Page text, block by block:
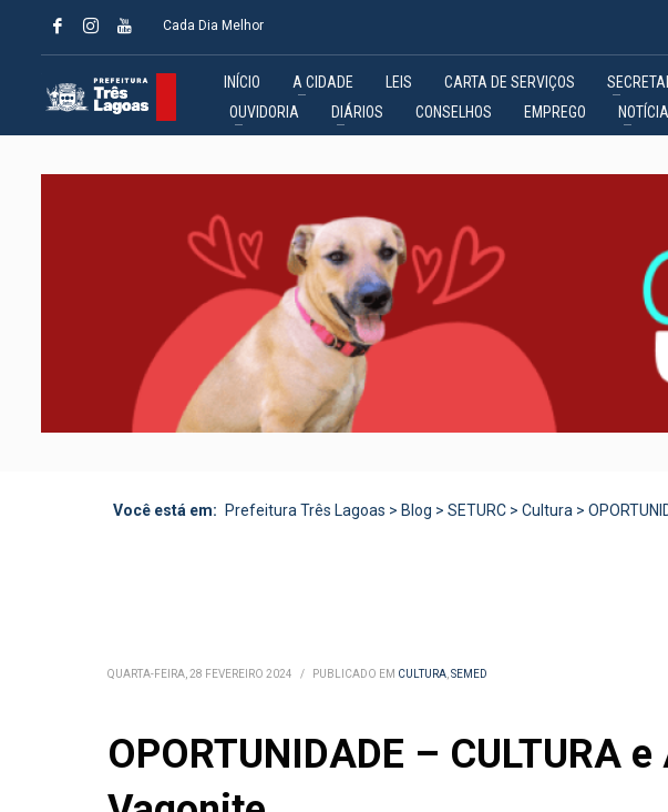
Cada Dia Melhor
INÍCIO A CIDADE LEIS CARTA DE SERVIÇOS
OUVIDORIA
DIÁRIOS CONSELHOS EMPREGO
Você está em: Prefeitura Três Lagoas > Blog > SETURC > Cultura >
QUARTA-FEIRA, 28 FEVEREIRO 2024 / PUBLICADO EM CULTURA,SEMED
OPORTUNIDADE – CULTURA